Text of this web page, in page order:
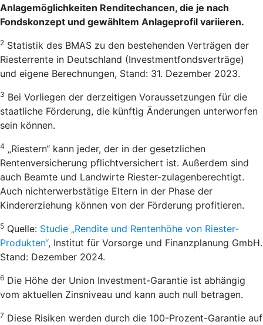
Anlagemöglichkeiten Renditechancen, die je nach
Fondskonzept und gewähltem Anlageprofil variieren.
2 Statistik des BMAS zu den bestehenden Verträgen der
Riesterrente in Deutschland (Investmentfondsverträge)
und eigene Berechnungen, Stand: 31. Dezember 2023.
3 Bei Vorliegen der derzeitigen Voraussetzungen für die
staatliche Förderung, die künftig Änderungen unterworfen
sein können.
4 „Riestern“ kann jeder, der in der gesetzlichen
Rentenversicherung pflichtversichert ist. Außerdem sind
auch Beamte und Landwirte Riester-zulagenberechtigt.
Auch nichterwerbstätige Eltern in der Phase der
Kindererziehung können von der Förderung profitieren.
5 Quelle: Studie „Rendite und Rentenhöhe von Riester-
Produkten“, Institut für Vorsorge und Finanzplanung GmbH.
Stand: Dezember 2024.
6 Die Höhe der Union Investment-Garantie ist abhängig
vom aktuellen Zinsniveau und kann auch null betragen.
7 Diese Risiken werden durch die 100-Prozent-Garantie auf